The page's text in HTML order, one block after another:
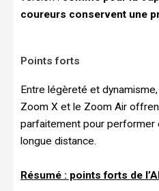
coureurs conservent une
Points forts
Entre légèreté et
Zoom X et le Zoom Air
parfaitement pour performer
longue distance.
Résumé : points forts de